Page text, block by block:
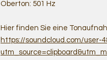
Oberton: 501 Hz
Hier finden Sie eine
https://soundcloud.com/user-